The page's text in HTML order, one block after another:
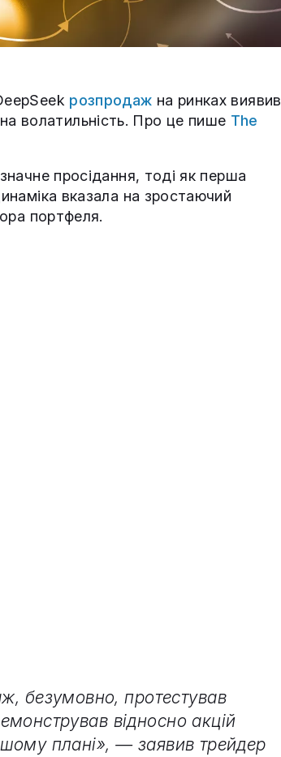
розпродаж на ринках виявив
на волатильність. Про це пише The
просідання, тоді як перша
вказала на зростаючий
портфеля.
безумовно, протестував
відносно акцій
плані», — заявив трейдер